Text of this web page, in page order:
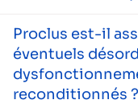
Proclus est-il
éventuels
reconditionnés ?